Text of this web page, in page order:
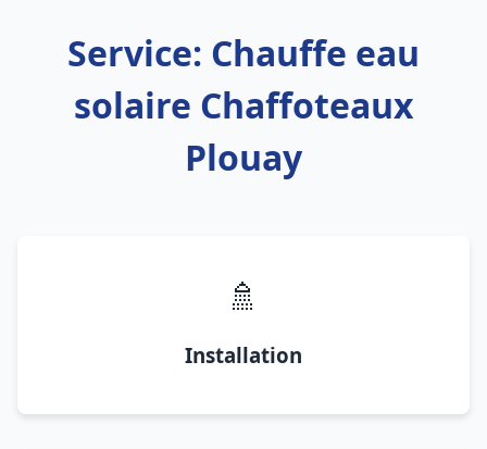
Service: Chauffe eau
solaire Chaffoteaux
Plouay
🚿
Installation